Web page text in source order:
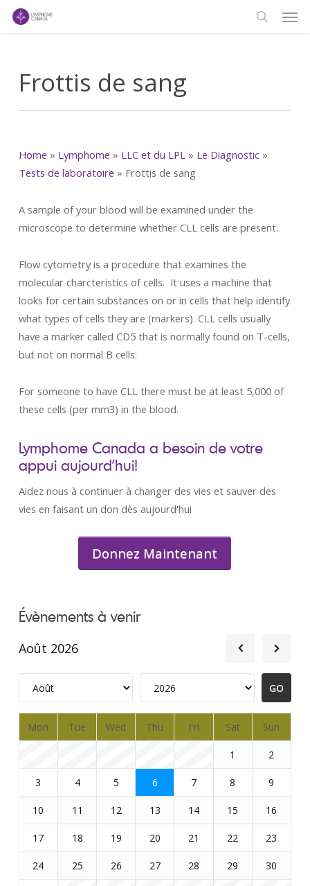
Skip
Frottis de sang
Home » Lymphome » LLC et du LPL» Le Diagnostic»
Tests de laboratoire » Frottis de sang
A sample of your blood will be examined under the
microscope to determine whether CLL cells are present.
Flow cytometry is a procedure that examines the
molecular charcteristics of cells. It uses a machine that
looks for certain substances on or in cells that help identify
what types of cells they are (markers). CLL cells usually
have a marker called CD5 that is normally found on T-cells,
but not on normal B cells.
For someone to have CLL there must be at least 5,000 of
these cells (per mm3) in the blood.
Lymphome Canada a besoin de votre
appui aujourd’hui!
Aidez nous à continuer à changer des vies et sauver des
vies en faisant un don dès aujourd'hui
Donnez Maintenant
Évènements à venir
Août 2026
Mon Tue Wed Thu Fri Sat Sun
1 2
3 4 5 6 7 8 9
10 11 12 13 14 15 16
17 18 19 20 21 22 23
24 25 26 27 28 29 30